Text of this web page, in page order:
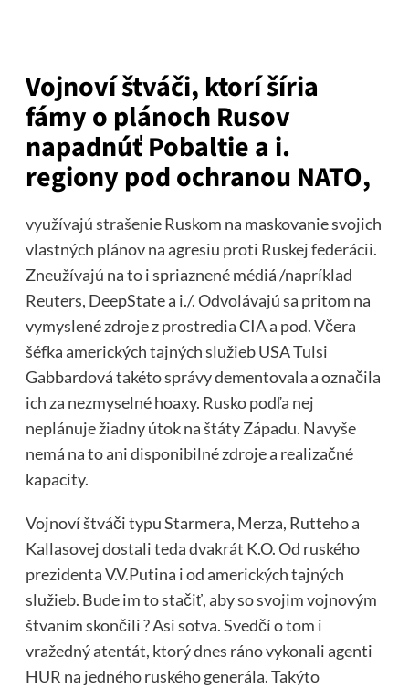
Vojnoví štváči, ktorí šíria
fámy o plánoch Rusov
napadnúť Pobaltie a i.
regiony pod ochranou NATO,
využívajú strašenieRuskom na maskovanie svojich
vlastných plánov na agresiu proti Ruskej federácii.
Zneužívajú na to i spriaznené médiá /napríklad
Reuters, DeepState a i./. Odvolávajú sa pritom na
vymyslené zdroje z prostredia CIA a pod. Včera
šéfka amerických tajných služieb USA Tulsi
Gabbardová takéto správy dementovala a označila
ich za nezmyselné hoaxy. Rusko podľa nej
neplánuje žiadny útok na štáty Západu. Navyše
nemá na to ani disponibilné zdroje a realizačné
kapacity.
Vojnoví štváči typu Starmera, Merza, Rutteho a
Kallasovej dostali teda dvakrát K.O. Od ruského
prezidenta V.V.Putina i od amerických tajných
služieb. Bude im to stačiť, aby so svojim vojnovým
štvaním skončili ? Asi sotva. Svedčí o tom i
vražedný atentát, ktorý dnes ráno vykonali agenti
HUR na jedného ruského generála. Takýto